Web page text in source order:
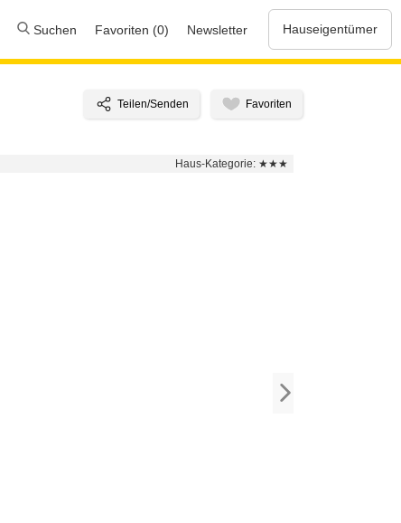
Suchen Favoriten (0) Newsletter Hauseigentümer
Haus-Kategorie: ★★★